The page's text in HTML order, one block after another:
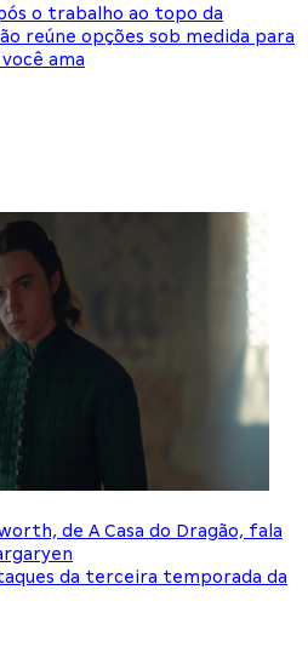
o trabalho ao topo da
reúne opções sob medida para
ama
de A Casa do Dragão, fala
da terceira temporada da